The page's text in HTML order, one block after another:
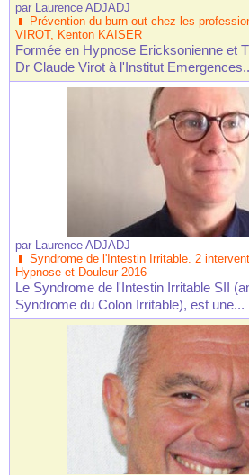
par Laurence ADJADJ
Prévention du burn-out chez les
VIROT, Kenton KAISER
Formée en Hypnose Ericksonienne et
Dr Claude Virot à l'Institut
par Laurence ADJADJ
Syndrome de l'Intestin Irritable. 2
Hypnose et Douleur 2016
Le Syndrome de l'Intestin Irritable SII
Syndrome du Colon Irritable), est une...